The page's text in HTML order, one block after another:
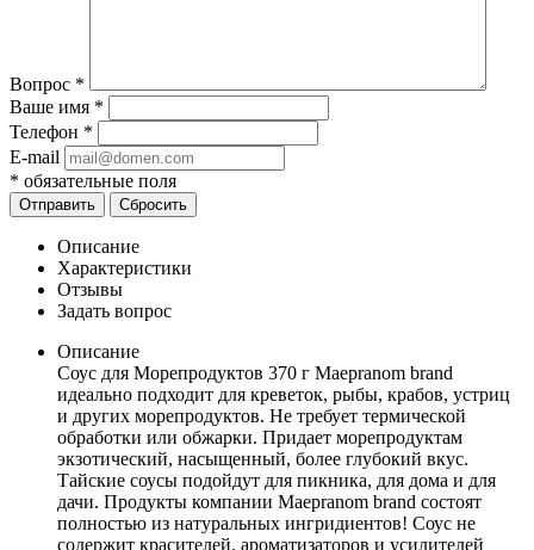
Вопрос *
Ваше имя *
Телефон *
E-mail
* обязательные поля
Отправить Сбросить
Описание
Характеристики
Отзывы
Задать вопрос
Описание
Соус для Морепродуктов 370 г Maepranom brand
идеально подходит для креветок, рыбы, крабов, устриц
и других морепродуктов. Не требует термической
обработки или обжарки. Придает морепродуктам
экзотический, насыщенный, более глубокий вкус.
Тайские соусы подойдут для пикника, для дома и для
дачи. Продукты компании Maepranom brand состоят
полностью из натуральных ингридиентов! Соус не
содержит красителей, ароматизаторов и усилителей